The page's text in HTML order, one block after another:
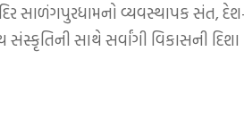
વ્યવસ્થાપક સંત, દેશ-
સાથે સર્વાંગી વિકાસની દિશા